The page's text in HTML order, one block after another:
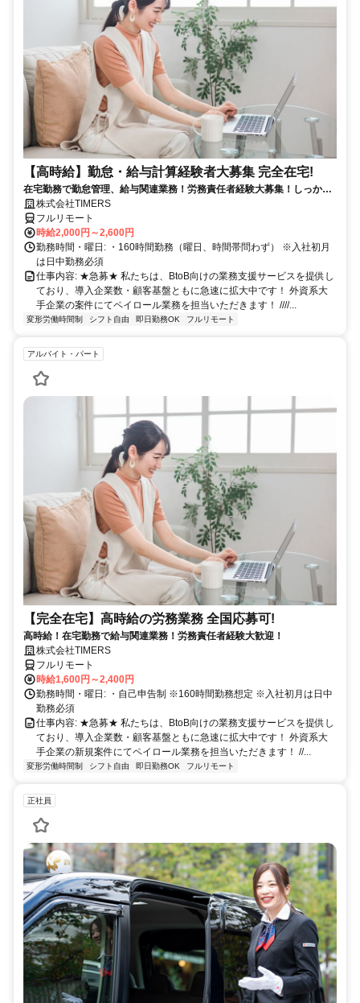
【高時給】勤怠・給与計算経験者大募集 完全在宅!
在宅勤務で勤怠管理、給与関連業務！労務責任者経験大募集！しっかり
稼ぎたい方、注目！
株式会社TIMERS
フルリモート
時給2,000円～2,600円
勤務時間・曜日: ・160時間勤務（曜日、時間帯問わず） ※入社初月
は日中勤務必須
仕事内容: ★急募★ 私たちは、BtoB向けの業務支援サービスを提供し
ており、導入企業数・顧客基盤ともに急速に拡大中です！ 外資系大
手企業の案件にてペイロール業務を担当いただきます！ ////...
変形労働時間制 シフト自由 即日勤務OK フルリモート
アルバイト・パート
【完全在宅】高時給の労務業務 全国応募可!
高時給！在宅勤務で給与関連業務！労務責任者経験大歓迎！
株式会社TIMERS
フルリモート
時給1,600円～2,400円
勤務時間・曜日: ・自己申告制 ※160時間勤務想定 ※入社初月は日中
勤務必須
仕事内容: ★急募★ 私たちは、BtoB向けの業務支援サービスを提供し
ており、導入企業数・顧客基盤ともに急速に拡大中です！ 外資系大
手企業の新規案件にてペイロール業務を担当いただきます！ //...
変形労働時間制 シフト自由 即日勤務OK フルリモート
正社員